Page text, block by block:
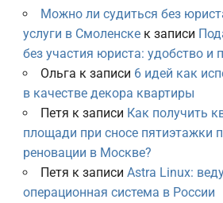
Можно ли судиться без
услуги в Смоленскек записи
без участия юриста: удобство и
Ольга к записи 6 идей как
в качестве декора квартиры
Петя к записи Как получить
площади при сносе пятиэтажки
реновации в Москве?
Петя к записи Astra Linux:
операционная система в России